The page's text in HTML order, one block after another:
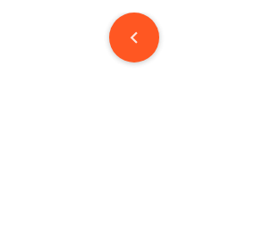
Post